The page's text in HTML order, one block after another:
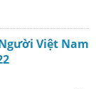
Việt Nam